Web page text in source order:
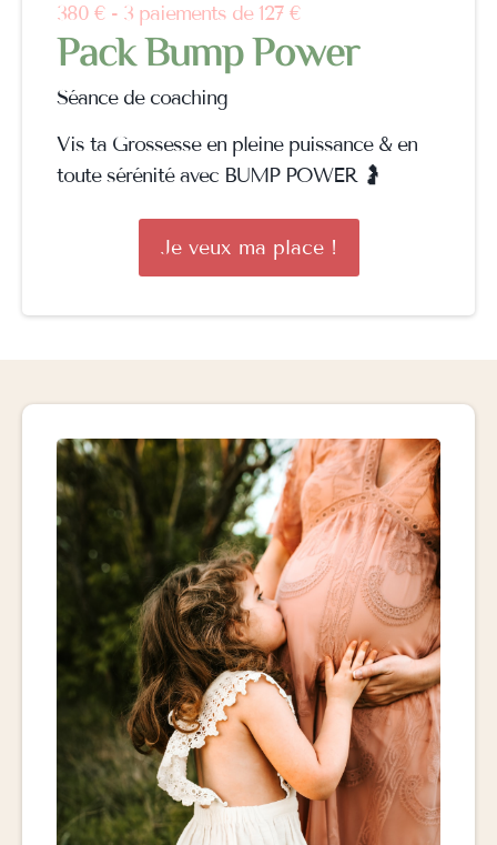
380 € - 3 paiements de 127 €
Pack Bump Power
Séance de coaching
Vis ta Grossesse en pleine puissance & en
toute sérénité avec BUMP POWER 🤰
Je veux ma place !